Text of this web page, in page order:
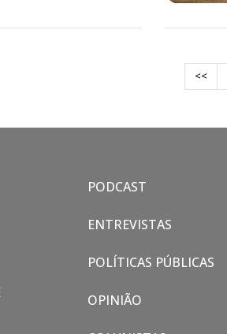
<<
PODCAST
ENTREVISTAS
POLÍTICAS PÚBLICAS
OPINIÃO